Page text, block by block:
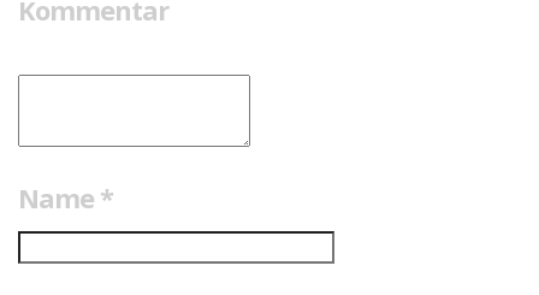
Kommentar
Name *